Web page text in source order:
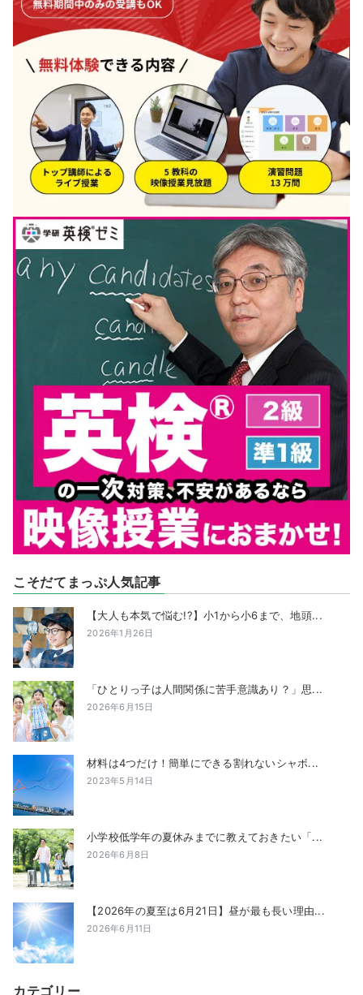
こそだてまっぷ人気記事
【大人も本気で悩む!?】小1から小6まで、地頭...
2026年1月26日
「ひとりっ子は人間関係に苦手意識あり？」思...
2026年6月15日
材料は4つだけ！簡単にできる割れないシャボ...
2023年5月14日
小学校低学年の夏休みまでに教えておきたい「...
2026年6月8日
【2026年の夏至は6月21日】昼が最も長い理由...
2026年6月11日
カテゴリー